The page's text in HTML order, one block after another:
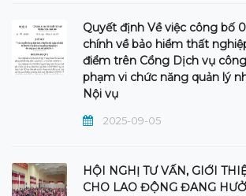
Quyết định Về việc công bố
chính về bảo hiểm thất
điểm trên Cổng Dịch vụ
phạm vi chức năng quản lý
Nội vụ
2025-09-05
HỘI NGHỊ TƯ VẤN, GIỚI
CHO LAO ĐỘNG ĐANG